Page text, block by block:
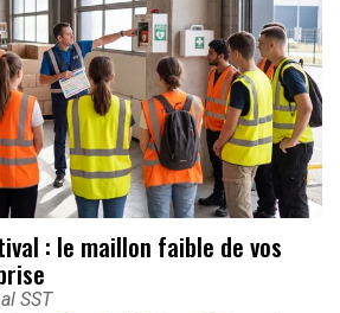
: le maillon faible de vos
SST